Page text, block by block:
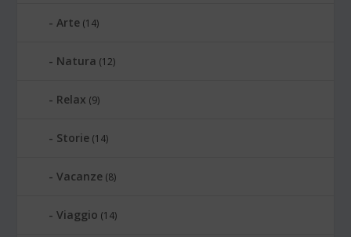
Arte (14)
Natura (12)
Relax (9)
Storie (14)
Vacanze (8)
Viaggio (14)